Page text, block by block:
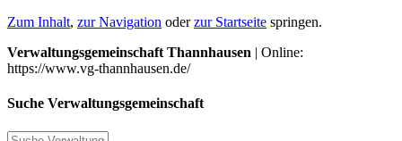
Zum Inhalt, zur Navigation oderzur Startseite springen.
Verwaltungsgemeinschaft Thannhausen | Online:
https://www.vg-thannhausen.de/
Suche Verwaltungsgemeinschaft